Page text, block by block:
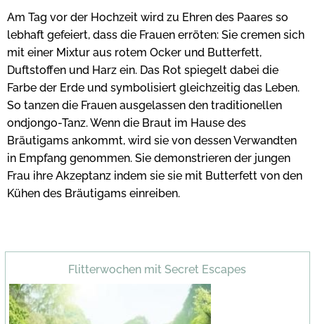
Am Tag vor der Hochzeit wird zu Ehren des Paares so
lebhaft gefeiert, dass die Frauen erröten: Sie cremen sich
mit einer Mixtur aus rotem Ocker und Butterfett,
Duftstoffen und Harz ein. Das Rot spiegelt dabei die
Farbe der Erde und symbolisiert gleichzeitig das Leben.
So tanzen die Frauen ausgelassen den traditionellen
ondjongo-Tanz. Wenn die Braut im Hause des
Bräutigams ankommt, wird sie von dessen Verwandten
in Empfang genommen. Sie demonstrieren der jungen
Frau ihre Akzeptanz indem sie sie mit Butterfett von den
Kühen des Bräutigams einreiben.
Flitterwochen mit Secret Escapes